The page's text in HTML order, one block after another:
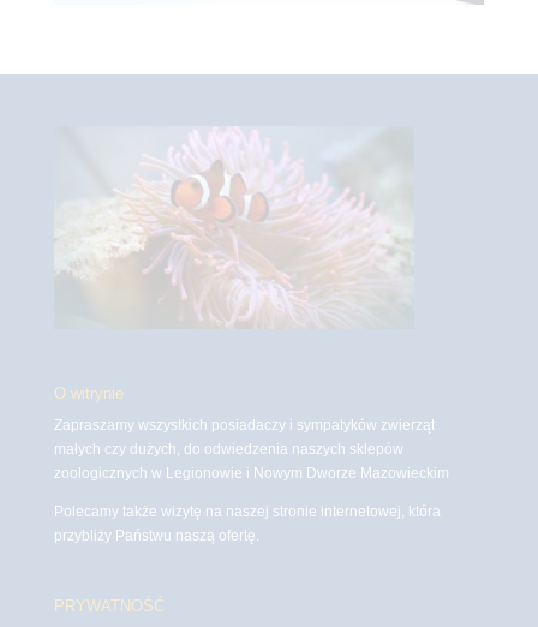
O witrynie
Zapraszamy wszystkich posiadaczy i sympatyków zwierząt
małych czy dużych, do odwiedzenia naszych sklepów
zoologicznych w Legionowie i Nowym Dworze Mazowieckim
Polecamy także wizytę na naszej stronie internetowej, która
przybliży Państwu naszą ofertę.
PRYWATNOŚĆ